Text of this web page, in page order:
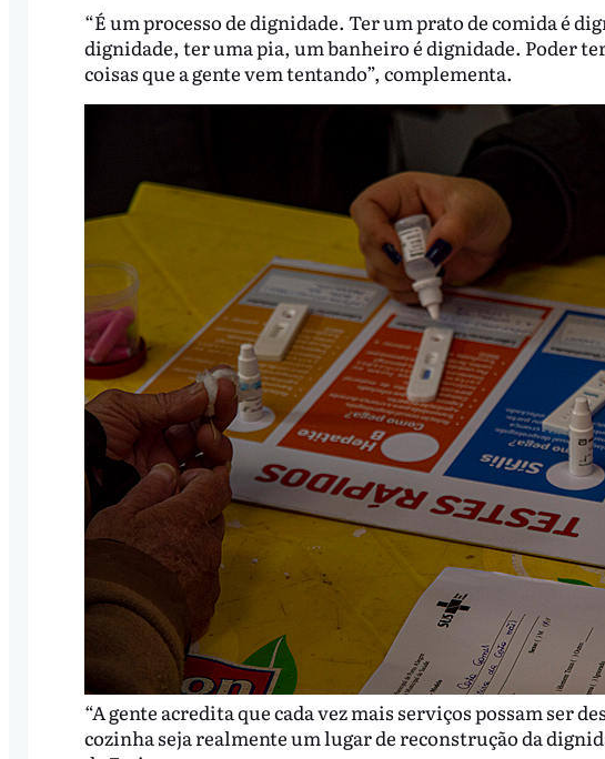
“É um processo de dignidade. Ter um prato de comida é
dignidade, ter uma pia, um banheiro é dignidade. Poder
coisas que a gente vem tentando”, complementa.
“A gente acredita que cada vez mais serviços possam ser
cozinha seja realmente um lugar de reconstrução da